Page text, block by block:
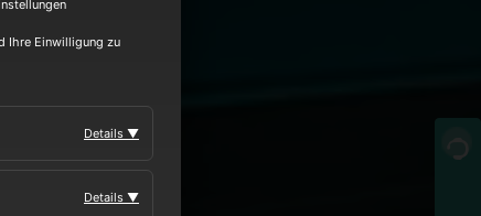
Ihre Einwilligung zu
Details ▼
Details ▼